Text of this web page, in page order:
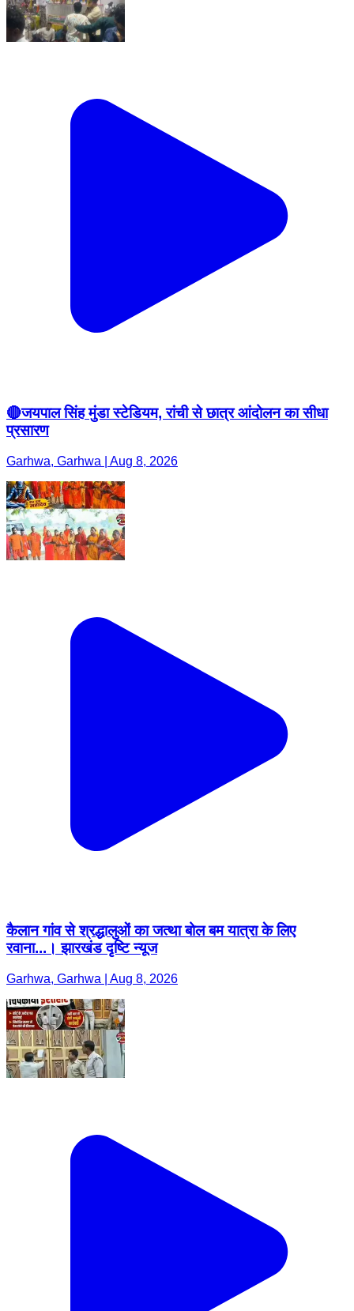
🔴जयपाल सिंह मुंडा स्टेडियम, रांची से छात्र आंदोलन का सीधा
प्रसारण
Garhwa, Garhwa | Aug 8, 2026
कैलान गांव से श्रद्धालुओं का जत्था बोल बम यात्रा के लिए
रवाना...। झारखंड दृष्टि न्यूज
Garhwa, Garhwa | Aug 8, 2026